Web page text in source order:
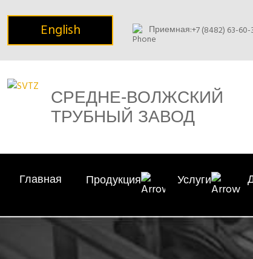
English Приемная:+7 (8482) 63-60-
СРЕДНЕ-ВОЛЖСКИЙ
ТРУБНЫЙ ЗАВОД
Главная Продукция Услуги